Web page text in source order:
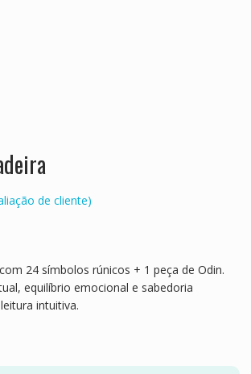
de cliente)
24 símbolos rúnicos + 1 peça de Odin.
equilíbrio emocional e sabedoria
intuitiva.